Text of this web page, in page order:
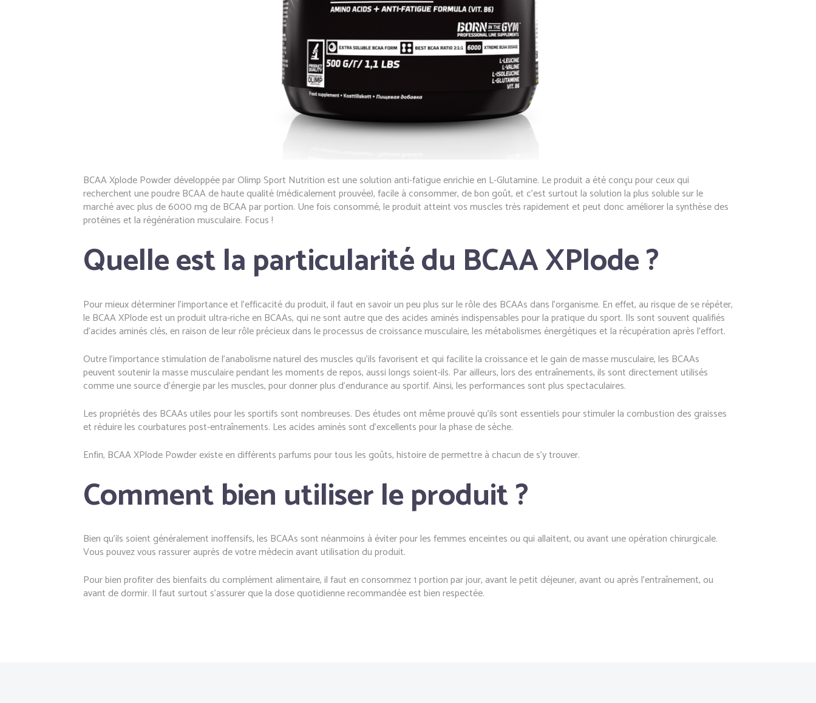
BCAA Xplode Powder développée par Olimp Sport Nutrition est une solution anti-fatigue enrichie en L-Glutamine. Le produit a été conçu pour ceux qui
recherchent une poudre BCAA de haute qualité (médicalement prouvée), facile à consommer, de bon goût, et c’est surtout la solution la plus soluble sur le
marché avec plus de 6000 mg de BCAA par portion. Une fois consommé, le produit atteint vos muscles très rapidement et peut donc améliorer la synthèse des
protéines et la régénération musculaire. Focus !
Quelle est la particularité du BCAA XPlode ?
Pour mieux déterminer l’importance et l’efficacité du produit, il faut en savoir un peu plus sur le rôle des BCAAs dans l’organisme. En effet, au risque de se répéter,
le BCAA XPlode est un produit ultra-riche en BCAAs, qui ne sont autre que des acides aminés indispensables pour la pratique du sport. Ils sont souvent qualifiés
d’acides aminés clés, en raison de leur rôle précieux dans le processus de croissance musculaire, les métabolismes énergétiques et la récupération après l’effort.
Outre l’importance stimulation de l’anabolisme naturel des muscles qu’ils favorisent et qui facilite la croissance et le gain de masse musculaire, les BCAAs
peuvent soutenir la masse musculaire pendant les moments de repos, aussi longs soient-ils. Par ailleurs, lors des entraînements, ils sont directement utilisés
comme une source d’énergie par les muscles, pour donner plus d’endurance au sportif. Ainsi, les performances sont plus spectaculaires.
Les propriétés des BCAAs utiles pour les sportifs sont nombreuses. Des études ont même prouvé qu’ils sont essentiels pour stimuler la combustion des graisses
et réduire les courbatures post-entraînements. Les acides aminés sont d’excellents pour la phase de sèche.
Enfin, BCAA XPlode Powder existe en différents parfums pour tous les goûts, histoire de permettre à chacun de s’y trouver.
Comment bien utiliser le produit ?
Bien qu’ils soient généralement inoffensifs, les BCAAs sont néanmoins à éviter pour les femmes enceintes ou qui allaitent, ou avant une opération chirurgicale.
Vous pouvez vous rassurer auprès de votre médecin avant utilisation du produit.
Pour bien profiter des bienfaits du complément alimentaire, il faut en consommez 1 portion par jour, avant le petit déjeuner, avant ou après l’entraînement, ou
avant de dormir. Il faut surtout s’assurer que la dose quotidienne recommandée est bien respectée.